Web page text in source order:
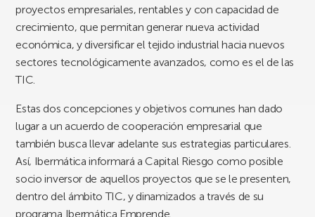
proyectos empresariales, rentables y con capacidad de
crecimiento, que permitan generar nueva actividad
económica, y diversificar el tejido industrial hacia nuevos
sectores tecnológicamente avanzados, como es el de las
TIC.
Estas dos concepciones y objetivos comunes han dado
lugar a un acuerdo de cooperación empresarial que
también busca llevar adelante sus estrategias particulares.
Así, Ibermática informará a Capital Riesgo como posible
socio inversor de aquellos proyectos que se le presenten,
dentro del ámbito TIC, y dinamizados a través de su
programa Ibermática Emprende.